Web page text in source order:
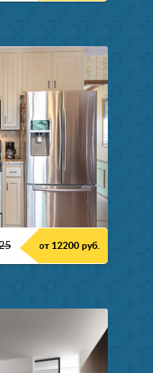
от 12200 руб.